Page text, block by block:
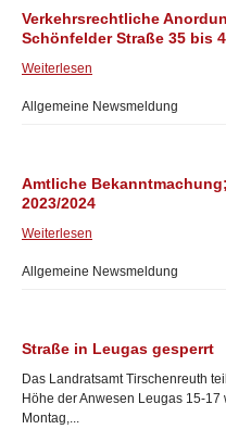
Verkehrsrechtliche
Schönfelder Straße 35 bis
Weiterlesen
Allgemeine Newsmeldung
Amtliche
2023/2024
Weiterlesen
Allgemeine Newsmeldung
Straße in Leugas gesperrt
Das Landratsamt Tirschenreuth
Höhe der Anwesen Leugas 15-
Montag,...